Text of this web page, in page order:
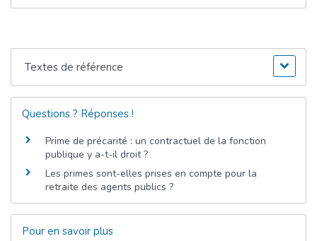
Textes de référence
Questions ? Réponses !
Prime de précarité : un contractuel de la fonction
publique y a-t-il droit ?
Les primes sont-elles prises en compte pour la
retraite des agents publics ?
Pour en savoir plus